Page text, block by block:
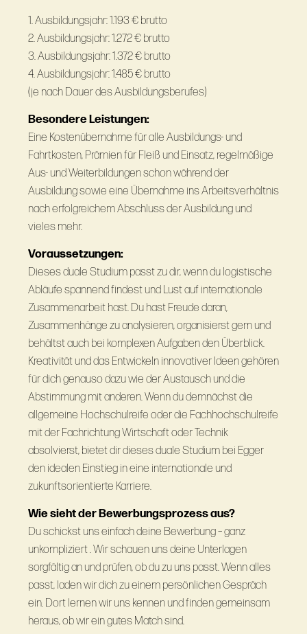
1. Ausbildungsjahr: 1.193 € brutto
2. Ausbildungsjahr: 1.272 € brutto
3. Ausbildungsjahr: 1.372 € brutto
4. Ausbildungsjahr: 1.485 € brutto
(je nach Dauer des Ausbildungsberufes)
Besondere Leistungen:
Eine Kostenübernahme für alle Ausbildungs- und
Fahrtkosten, Prämien für Fleiß und Einsatz, regelmäßige
Aus- und Weiterbildungen schon während der
Ausbildung sowie eine Übernahme ins Arbeitsverhältnis
nach erfolgreichem Abschluss der Ausbildung und
vieles mehr.
Voraussetzungen:
Dieses duale Studium passt zu dir, wenn du logistische
Abläufe spannend findest und Lust auf internationale
Zusammenarbeit hast. Du hast Freude daran,
Zusammenhänge zu analysieren, organisierst gern und
behältst auch bei komplexen Aufgaben den Überblick.
Kreativität und das Entwickeln innovativer Ideen gehören
für dich genauso dazu wie der Austausch und die
Abstimmung mit anderen. Wenn du demnächst die
allgemeine Hochschulreife oder die Fachhochschulreife
mit der Fachrichtung Wirtschaft oder Technik
absolvierst, bietet dir dieses duale Studium bei Egger
den idealen Einstieg in eine internationale und
zukunftsorientierte Karriere.
Wie sieht der Bewerbungsprozess aus?
Du schickst uns einfach deine Bewerbung – ganz
unkompliziert . Wir schauen uns deine Unterlagen
sorgfältig an und prüfen, ob du zu uns passt. Wenn alles
passt, laden wir dich zu einem persönlichen Gespräch
ein. Dort lernen wir uns kennen und finden gemeinsam
heraus, ob wir ein gutes Match sind.